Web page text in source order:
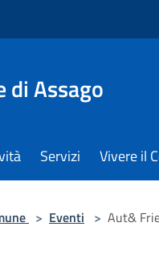
di Assago
Servizi Vivere il
> Eventi > Aut&